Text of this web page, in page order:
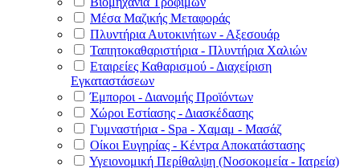
Μέσα Μαζικής Μεταφοράς
Πλυντήρια Αυτοκινήτων - Αξεσουάρ
Ταπητοκαθαριστήρια - Πλυντήρια Χαλιών
Εταιρείες Καθαρισμού - Διαχείριση
Εγκαταστάσεων
Έμποροι - Διανομής Προϊόντων
Χώροι Εστίασης - Διασκέδασης
Γυμναστήρια - Spa - Χαμαμ - Μασάζ
Οίκοι Ευγηρίας - Κέντρα Αποκατάστασης
Υγειονομική Περίθαλψη (Νοσοκομεία - Ιατρεία)